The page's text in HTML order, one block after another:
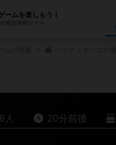
ームを楽しもう！
総合情報サイト
人 20分前後